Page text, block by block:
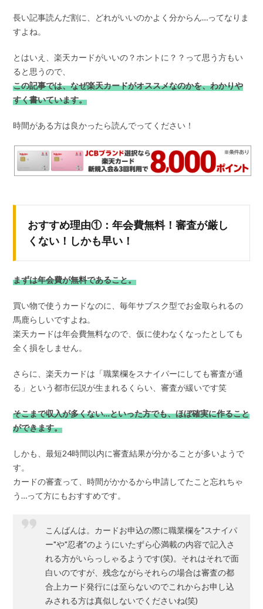
長い記事読んだ割に、どれがいいのかよく分からん…ってなりま
すよね。
とはいえ、楽天カードがいいの？ホントに？？って思う方もい
ると思うので、
この記事では、なぜ楽天カードがオススメなのかを、わかりや
すく書いています。
時間がある方は良かったら読んでってください！
おすすめ理由①：年会費無料！審査が厳し
くない！しかも早い！
まずは年会費が無料であること。
買い物で使うカードなのに、毎年サブスク型でお金取られるの
馬鹿らしいですよね。
楽天カードは年会費無料なので、仮に使わなくなったとしても
全く損をしません。
さらに、楽天カードは「職業欄をスナイパーにしても審査が通
る」という都市伝説が生まれるくらい、審査が緩いです笑
そこまで収入が多くない…といった方でも、ほぼ確実に作ること
ができます。
しかも、最短24時間以内に審査結果が分かることが多いようで
す。
カードの審査って、時間がかかるから申請してたこと忘れちゃ
う…って方にもおすすめです。
こんばんは。カードお申込の際に職業欄を"スナイパ
ー"や"忍者"のようにいたずら心満載の内容で記入さ
れる方がいらっしゃるようです(笑)。それはそれで面
白いのですが、残念ながらそれらの場合は審査の都
合上カード発行には至らないのでこれからお申し込
みされる方は真似しないでくださいね(笑)